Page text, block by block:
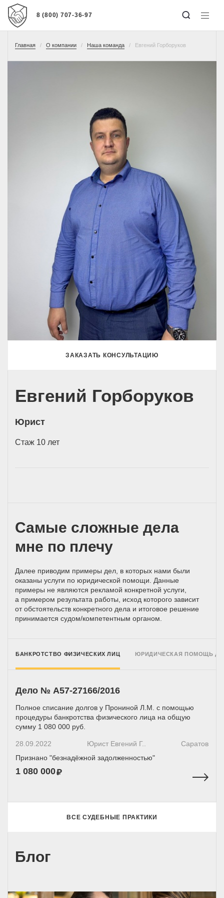
8 (800) 707-36-97
Главная О компании Наша команда Евгений Горборуков
ЗАКАЗАТЬ КОНСУЛЬТАЦИЮ
Евгений Горборуков
Юрист
Стаж 10 лет
Самые сложные дела
мне по плечу
Далее приводим примеры дел, в которых нами были
оказаны услуги по юридической помощи. Данные
примеры не являются рекламой конкретной услуги,
а примером результата работы, исход которого зависит
от обстоятельств конкретного дела и итоговое решение
принимается судом/компетентным органом.
БАНКРОТСТВО ФИЗИЧЕСКИХ ЛИЦ ЮРИДИЧЕСКАЯ ПОМОЩЬ
Дело № A57-27166/2016
Полное списание долгов у Прониной Л.М. с помощью
процедуры банкротства физического лица на общую
сумму 1 080 000 руб.
28.09.2022 Юрист Евгений Г..
Саратов
Признано "безнадёжной задолженностью"
1 080 000
ВСЕ СУДЕБНЫЕ ПРАКТИКИ
Блог